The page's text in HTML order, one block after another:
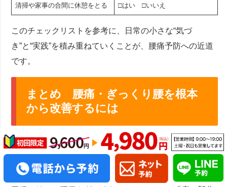
清掃や家事の合間に休憩をとる □はい □いいえ
このチェックリストを参考に、日常の小さな“気づ
き”と“実践”を積み重ねていくことが、腰痛予防への近道
です。
まとめ 腰痛・ぎっくり腰を根本
から改善するには
腰痛やぎっくり腰は、単なる一時的な痛みで終わらせ
ず、根本的な改善と再発予防までを見据えたケアが必要
です。